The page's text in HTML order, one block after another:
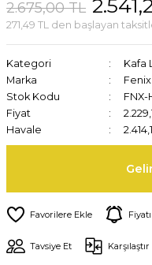
2.675,00 TL
271,49 TL den başlayan
Kategori
Kafa
Marka
Fenix
Stok Kodu
FNX-
Fiyat
Havale
Tavsiye Et Karşılaştır